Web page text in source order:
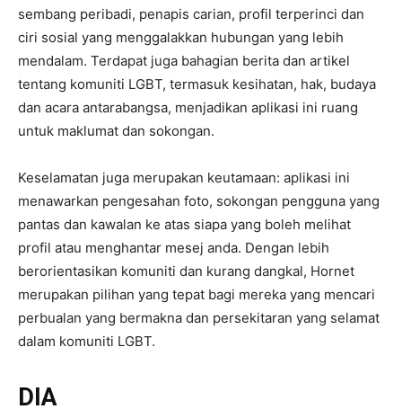
sembang peribadi, penapis carian, profil terperinci dan
ciri sosial yang menggalakkan hubungan yang lebih
mendalam. Terdapat juga bahagian berita dan artikel
tentang komuniti LGBT, termasuk kesihatan, hak, budaya
dan acara antarabangsa, menjadikan aplikasi ini ruang
untuk maklumat dan sokongan.
Keselamatan juga merupakan keutamaan: aplikasi ini
menawarkan pengesahan foto, sokongan pengguna yang
pantas dan kawalan ke atas siapa yang boleh melihat
profil atau menghantar mesej anda. Dengan lebih
berorientasikan komuniti dan kurang dangkal, Hornet
merupakan pilihan yang tepat bagi mereka yang mencari
perbualan yang bermakna dan persekitaran yang selamat
dalam komuniti LGBT.
DIA